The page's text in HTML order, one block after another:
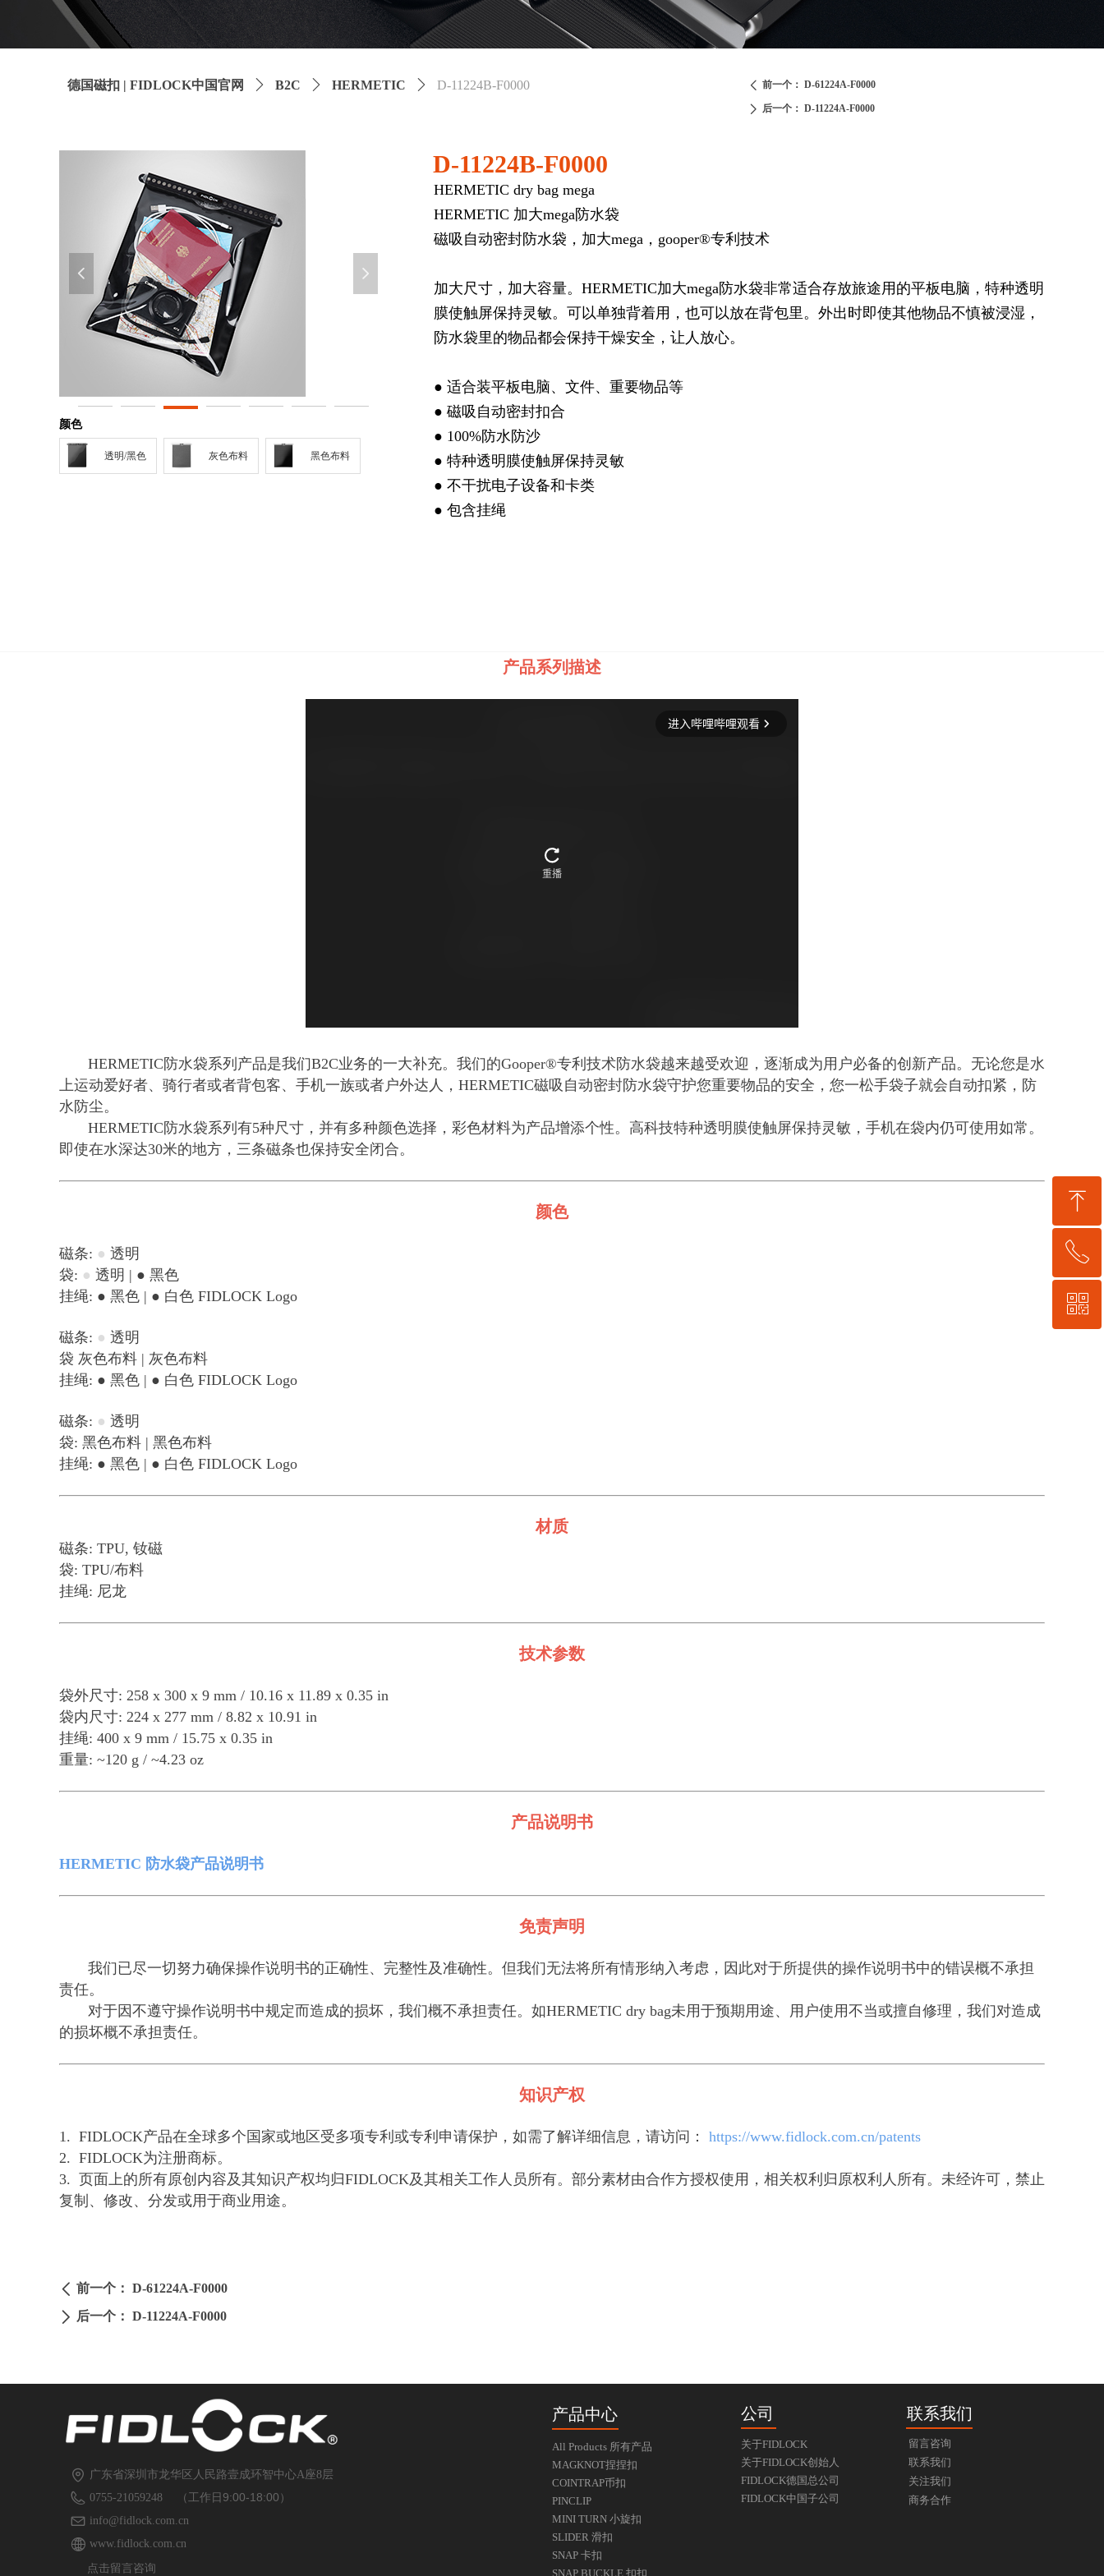
德国磁扣 | FIDLOCK中国官网 ꄲ B2C ꄲ HERMETIC ꄲ D-11224B-F0000
넳 넲
D-11224B-F0000
HERMETIC dry bag mega
HERMETIC 加大mega防水袋
磁吸自动密封防水袋，加大mega，gooper®专利技术
加大尺寸，加大容量。HERMETIC加大mega防水袋非常适合存放旅途用的平板电脑，特种透明
膜使触屏保持灵敏。可以单独背着用，也可以放在背包里。外出时即使其他物品不慎被浸湿，
防水袋里的物品都会保持干燥安全，让人放心。
● 适合装平板电脑、文件、重要物品等
● 磁吸自动密封扣合
● 100%防水防沙
● 特种透明膜使触屏保持灵敏
● 不干扰电子设备和卡类
● 包含挂绳
产品系列描述
HERMETIC防水袋系列产品是我们B2C业务的一大补充。我们的Gooper®专利技术防水袋越来越受欢迎，逐渐成为用户必备的创新产品。无论您是水
上运动爱好者、骑行者或者背包客、手机一族或者户外达人，HERMETIC磁吸自动密封防水袋守护您重要物品的安全，您一松手袋子就会自动扣紧，防
水防尘。
HERMETIC防水袋系列有5种尺寸，并有多种颜色选择，彩色材料为产品增添个性。高科技特种透明膜使触屏保持灵敏，手机在袋内仍可使用如常。
即使在水深达30米的地方，三条磁条也保持安全闭合。
颜色
磁条: ● 透明
袋: ● 透明 | ● 黑色
挂绳: ● 黑色 | ● 白色 FIDLOCK Logo
磁条: ● 透明
袋 灰色布料 | 灰色布料
挂绳: ● 黑色 | ● 白色 FIDLOCK Logo
磁条: ● 透明
袋: 黑色布料 | 黑色布料
挂绳: ● 黑色 | ● 白色 FIDLOCK Logo
材质
磁条: TPU, 钕磁
袋: TPU/布料
挂绳: 尼龙
技术参数
袋外尺寸: 258 x 300 x 9 mm / 10.16 x 11.89 x 0.35 in
袋内尺寸: 224 x 277 mm / 8.82 x 10.91 in
挂绳: 400 x 9 mm / 15.75 x 0.35 in
重量: ~120 g / ~4.23 oz
产品说明书
HERMETIC 防水袋产品说明书
免责声明
我们已尽一切努力确保操作说明书的正确性、完整性及准确性。但我们无法将所有情形纳入考虑，因此对于所提供的操作说明书中的错误概不承担
责任。
对于因不遵守操作说明书中规定而造成的损坏，我们概不承担责任。如HERMETIC dry bag未用于预期用途、用户使用不当或擅自修理，我们对造成
的损坏概不承担责任。
知识产权
1. FIDLOCK产品在全球多个国家或地区受多项专利或专利申请保护，如需了解详细信息，请访问： https://www.fidlock.com.cn/patents
2. FIDLOCK为注册商标。
3. 页面上的所有原创内容及其知识产权均归FIDLOCK及其相关工作人员所有。部分素材由合作方授权使用，相关权利归原权利人所有。未经许可，禁止
复制、修改、分发或用于商业用途。
ꄴ 前一个： D-61224A-F0000
ꄲ 后一个： D-11224A-F0000
ꄲ 后一个： D-11224A-F0000
ꄴ 前一个： D-61224A-F0000
颜色
透明/黑色 灰色布料 黑色布料
产品中心
All Products 所有产品
MAGKNOT捏捏扣
COINTRAP币扣
PINCLIP
MINI TURN 小旋扣
SLIDER 滑扣
SNAP 卡扣
SNAP BUCKLE 扣扣
关于FIDLOCK
关于FIDLOCK创始人
FIDLOCK德国总公司
FIDLOCK中国子公司
公司
广东省深圳市龙华区人民路壹成环智中心A座8层
0755-21059248
info@fidlock.com.cn
www.fidlock.com.cn
留言咨询
联系我们
关注我们
商务合作
联系我们
（工作日9:00-18:00）
点击留言咨询
ꁸ
回到顶部
ꂅ
0755-21059248
ꀥ